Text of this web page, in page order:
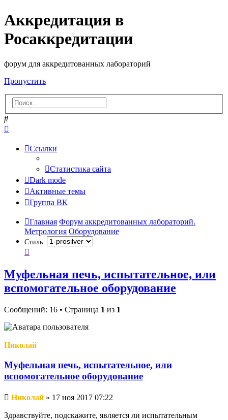
Аккредитация в
Росаккредитации
форум для аккредитованных лабораторий
Пропустить
Поиск
Ссылки
Статистика сайта
Dark mode
Активные темы
Группа ВК
Главная Форум аккредитованных лабораторий.
Метрология Оборудование
Стиль:
Муфельная печь, испытательное, или
вспомогательное оборудование
Сообщений: 16 • Страница 1 из 1
Николай
Муфельная печь, испытательное, или
вспомогательное оборудование
Непрочитанное
Николай » 17 ноя 2017 07:22
Здравствуйте, подскажите, является ли испытательным